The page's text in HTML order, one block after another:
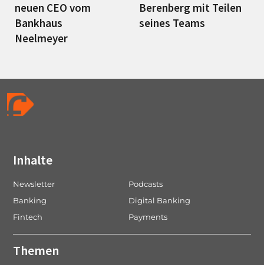
neuen CEO vom
Bankhaus
Neelmeyer
Berenberg mit Teilen
seines Teams
Inhalte
Newsletter
Podcasts
Banking
Digital Banking
Fintech
Payments
Themen